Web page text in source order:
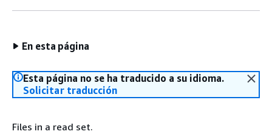
En esta página
Esta página no se ha traducido a su idioma.
Solicitar traducción
Files in a read set.